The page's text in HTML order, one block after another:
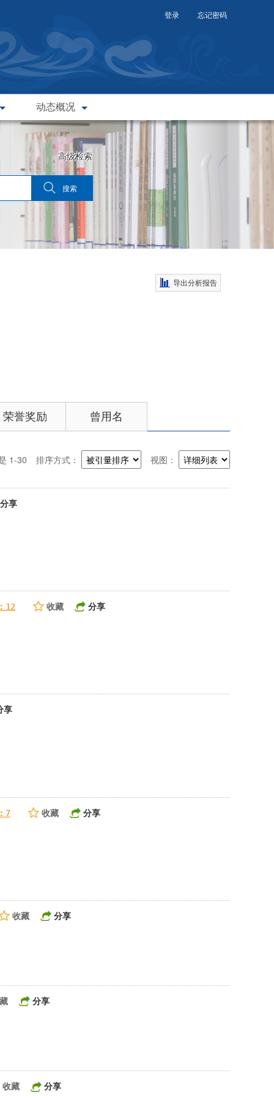
登录 忘记密码
动态概况
高级检索
导出分析报告
荣誉奖励 曾用名
视图：
排序方式：
1-30
分享
12 收藏 分享
享
7 收藏 分享
收藏 分享
分享
收藏 分享